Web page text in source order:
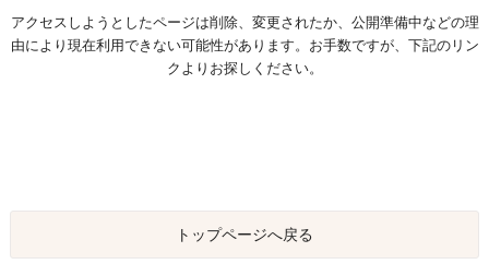
アクセスしようとしたページは削除、変更されたか、公開準備中などの理
由により現在利用できない可能性があります。お手数ですが、下記のリン
クよりお探しください。
トップページへ戻る